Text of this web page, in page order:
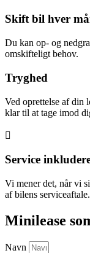
Skift bil hver
Du kan op- og
omskifteligt behov.
Tryghed
Ved oprettelse af din
klar til at tage imod
Service
Vi mener det, når vi
af bilens serviceaftale.
Minilease
Navn